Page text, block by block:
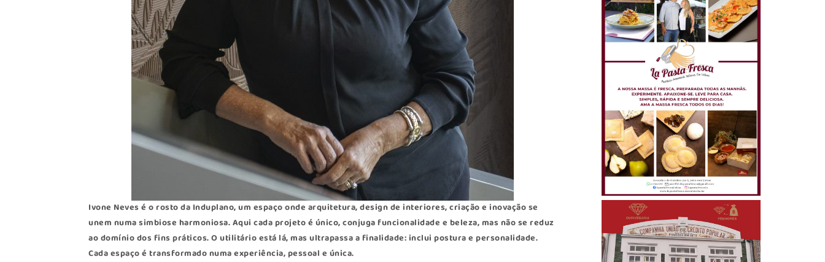
Ivone Neves é o rosto da Induplano, um espaço onde arquitetura, design de interiores, criação e inovação se
unem numa simbiose harmoniosa. Aqui cada projeto é único, conjuga funcionalidade e beleza, mas não se reduz
ao domínio dos fins práticos. O utilitário está lá, mas ultrapassa a finalidade: inclui postura e personalidade.
Cada espaço é transformado numa experiência, pessoal e única.